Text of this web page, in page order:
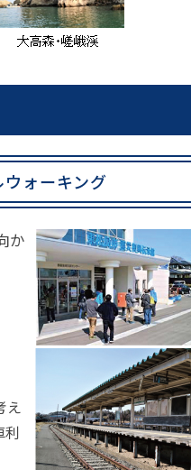
ォーキング
か
え
利